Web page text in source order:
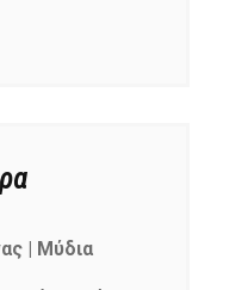
| Μύδια